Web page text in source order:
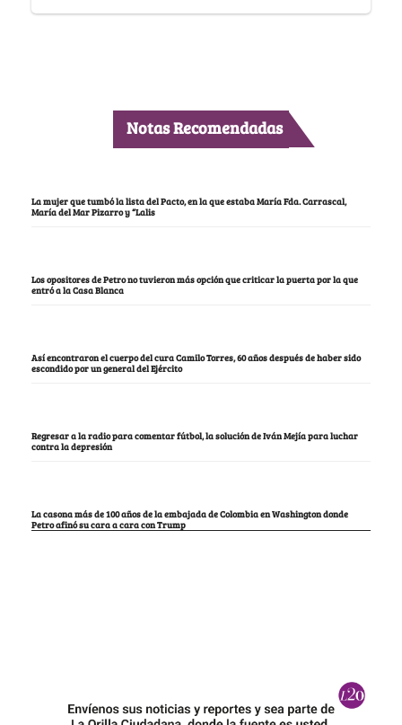
Notas Recomendadas
La mujer que tumbó la lista del Pacto, en la que estaba María Fda. Carrascal,
María del Mar Pizarro y “Lalis
Los opositores de Petro no tuvieron más opción que criticar la puerta por la que
entró a la Casa Blanca
Así encontraron el cuerpo del cura Camilo Torres, 60 años después de haber sido
escondido por un general del Ejército
Regresar a la radio para comentar fútbol, la solución de Iván Mejía para luchar
contra la depresión
La casona más de 100 años de la embajada de Colombia en Washington donde
Petro afinó su cara a cara con Trump